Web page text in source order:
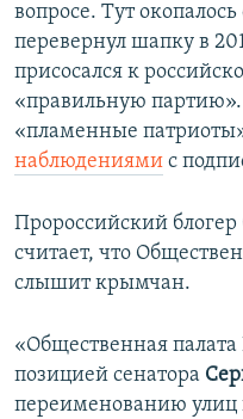
вопросе. Тут
перевернул шапку в
присосался к
«правильную
«пламенные
наблюдениями с
Пророссийский блогер
считает, что
слышит крымчан.
«Общественная палата
позицией сенатора
переименованию улиц